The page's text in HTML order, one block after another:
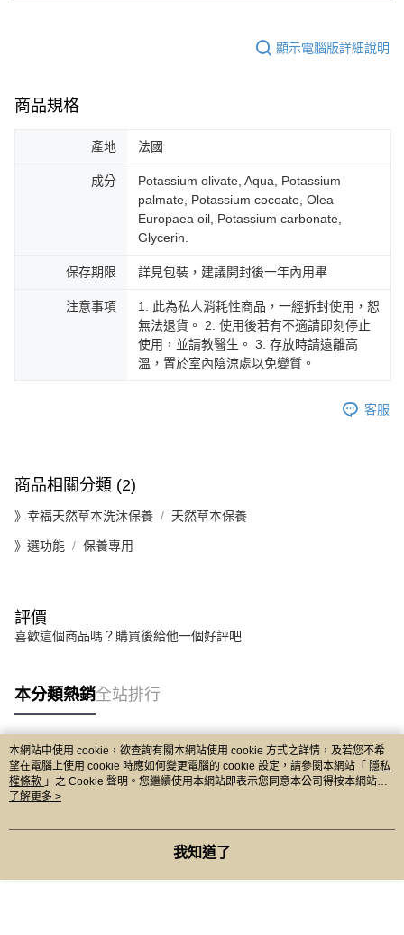
顯示電腦版詳細說明
商品規格
產地 法國
成分
Potassium olivate, Aqua, Potassium
palmate, Potassium cocoate, Olea
Europaea oil, Potassium carbonate,
Glycerin.
保存期限 詳見包裝，建議開封後一年內用畢
注意事項
1. 此為私人消耗性商品，一經拆封使用，恕
無法退貨。 2. 使用後若有不適請即刻停止
使用，並請教醫生。 3. 存放時請遠離高
溫，置於室內陰涼處以免變質。
客服
商品相關分類 (2)
》幸福天然草本洗沐保養 天然草本保養
》選功能 保養專用
評價
喜歡這個商品嗎？購買後給他一個好評吧
本分類熱銷全站排行
熱門標籤
本網站中使用 cookie，欲查詢有關本網站使用 cookie 方式之詳情，及若您不希
望在電腦上使用 cookie 時應如何變更電腦的 cookie 設定，請參閱本網站「 隱私
權條款 」之 Cookie 聲明。您繼續使用本網站即表示您同意本公司得按本網站使
用條款之 Cookie 聲明使用 cookie。
了解更多 >
我知道了